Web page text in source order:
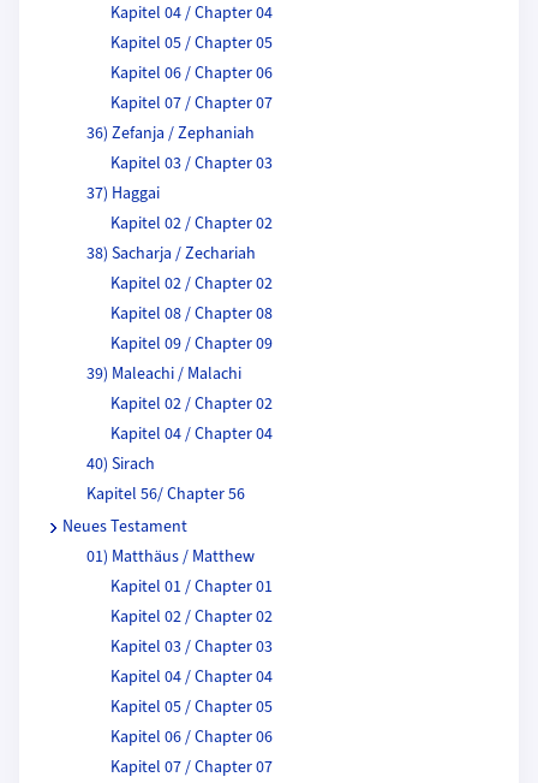
Kapitel 04 / Chapter 04
Kapitel 05 / Chapter 05
Kapitel 06 / Chapter 06
Kapitel 07 / Chapter 07
36) Zefanja / Zephaniah
Kapitel 03 / Chapter 03
37) Haggai
Kapitel 02 / Chapter 02
38) Sacharja / Zechariah
Kapitel 02 / Chapter 02
Kapitel 08 / Chapter 08
Kapitel 09 / Chapter 09
39) Maleachi / Malachi
Kapitel 02 / Chapter 02
Kapitel 04 / Chapter 04
40) Sirach
Kapitel 56/ Chapter 56
Neues Testament
01) Matthäus / Matthew
Kapitel 01 / Chapter 01
Kapitel 02 / Chapter 02
Kapitel 03 / Chapter 03
Kapitel 04 / Chapter 04
Kapitel 05 / Chapter 05
Kapitel 06 / Chapter 06
Kapitel 07 / Chapter 07